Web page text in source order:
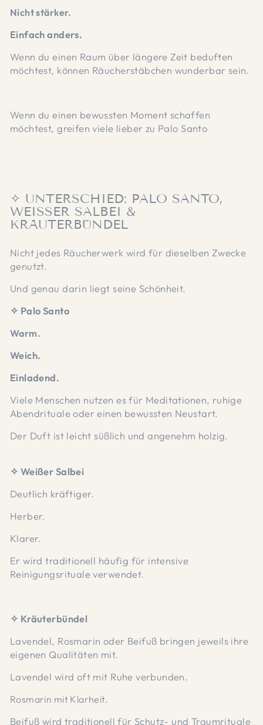
Nicht stärker.
Einfach anders.
Wenn du einen Raum über längere Zeit beduften
möchtest, können Räucherstäbchen wunderbar sein.
Wenn du einen bewussten Moment schaffen
möchtest, greifen viele lieber zu Palo Santo
✧ UNTERSCHIED: PALO SANTO,
WEISSER SALBEI & K
RÄUTERBÜNDEL
Nicht jedes Räucherwerk wird für dieselben Zwecke
genutzt.
Und genau darin liegt seine Schönheit.
✧ Palo Santo
Warm.
Weich.
Einladend.
Viele Menschen nutzen es für Meditationen, ruhige
Abendrituale oder einen bewussten Neustart.
Der Duft ist leicht süßlich und angenehm holzig.
✧ Weißer Salbei
Deutlich kräftiger.
Herber.
Klarer.
Er wird traditionell häufig für intensive
Reinigungsrituale verwendet.
✧ Kräuterbündel
Lavendel, Rosmarin oder Beifuß bringen jeweils ihre
eigenen Qualitäten mit.
Lavendel wird oft mit Ruhe verbunden.
Rosmarin mit Klarheit.
Beifuß wird traditionell für Schutz- und Traumrituale